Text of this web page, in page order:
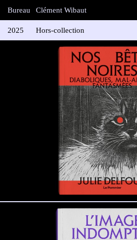
Bureau Clément Wibaut
2025
Hors-collection
Ouvrages Hors-collection des éditions Le
“L’image indomptée. Animaux et
Chasseray-Peraldi.
ISBN: 978-2-7465-2628-0
“Nos bètes noires” de Julie Delfour
ISBN: 978-2-7465-2628-0
“Monuments naturels” de Henri Gourdin
ISBN: 978-2-7465-2804-8
“Des Villes en mieux” par Plateau
ISBN: 978-2-7465-2809-3
“ Devenir Paysan” de Guilhem Roux
ISBN: 978-2-7465-2814-7